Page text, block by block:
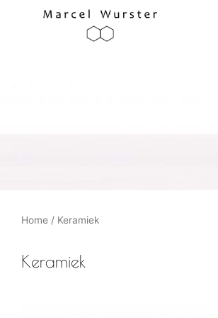
Home / Keramiek
Keramiek